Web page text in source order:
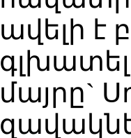
ավելի է
մայրը`